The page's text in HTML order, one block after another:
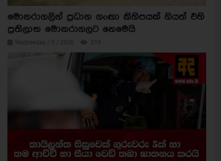
මොනරාගලින් ප්‍රධාන ගංඟා කිහිපයක් ගියත් එහි
ප්‍රතිලාභ මොනරාගලට නෙමෙයි
Wednesday / 5 / 2026 319